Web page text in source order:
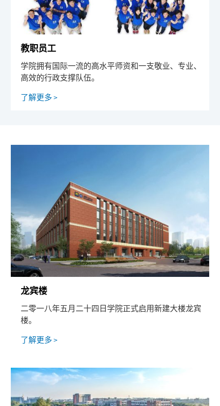
教职员工
学院拥有国际一流的高水平师资和一支敬业、专业、
高效的行政支撑队伍。
了解更多 >
龙宾楼
二零一八年五月二十四日学院正式启用新建大楼龙宾
楼。
了解更多 >